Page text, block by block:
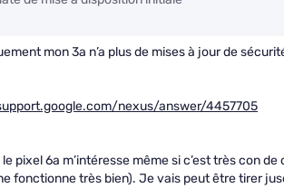
mon 3a n’a plus de mises à jour de
nexus/answer/4457705
pixel 6a m’intéresse même si c’est très con
fonctionne très bien). Je vais peut être tirer